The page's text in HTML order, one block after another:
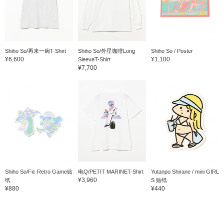
Shiho So/再来一碗T-Shirt
¥6,600
Shiho So/外星咖啡Long
SleeveT-Shirt
¥7,700
Shiho So / Poster
¥1,100
Shiho So/Fic Retro Game贴
纸
¥880
电Q/PETIT MARINET-Shirt
¥3,960
Yutanpo Shirane / mini GIRL
S 贴纸
¥440